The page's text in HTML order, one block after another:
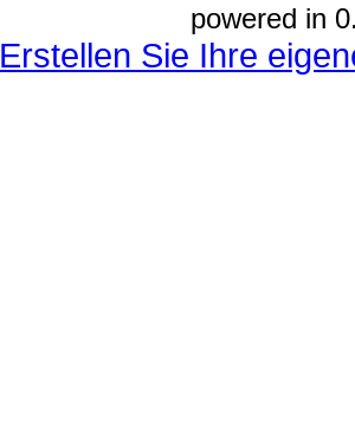
powered in
Erstellen Sie Ihre